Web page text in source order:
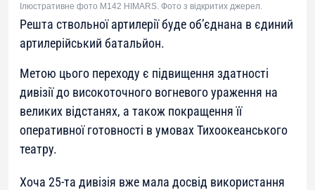
Ілюстративне фото M142 HIMARS. Фото з відкритих джерел.
Решта ствольної артилерії буде об’єднана в єдиний
артилерійський батальйон.
Метою цього переходу є підвищення здатності
дивізії до високоточного вогневого ураження на
великих відстанях, а також покращення її
оперативної готовності в умовах Тихоокеанського
театру.
Хоча 25-та дивізія вже мала досвід використання